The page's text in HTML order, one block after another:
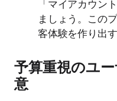
「マイアカウン
ましょう。この
客体験を作り出
予算重視のユ
意